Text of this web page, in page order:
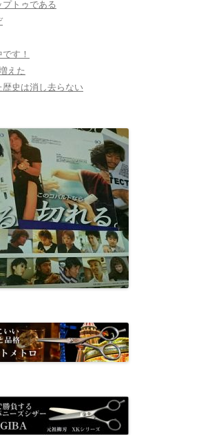
トゥである
す！
えた
史は消し去らない